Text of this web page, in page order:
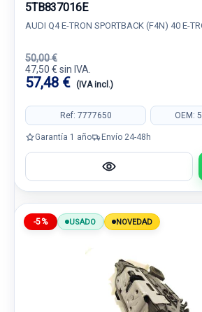
5TB837016E
AUDI Q4 E-TRON SPORTBACK (F4N) 40 E-
50,00 €
47,50 € sin IVA.
57,48 € (IVA incl.)
Ref: 7777650 OEM:
Garantía 1 año Envío 24-48h
-5% USADO NOVEDAD